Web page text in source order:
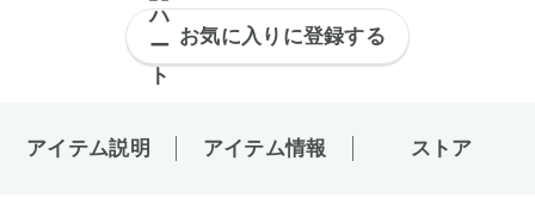
お気に入りに登録する
アイテム説明 アイテム情報 ストア